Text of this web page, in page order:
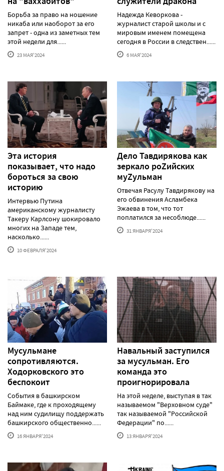
Борьба за право на ношение
никаба или наоборот за его
запрет - одна из заметных тем
этой недели для......
23 МАЯ'2024
Надежда Кеворкова -
журналист старой школы и с
мировым именем помещена
сегодня в России в следствен......
6 МАЯ'2024
Эта история
показывает, что надо
бороться за свою
историю
Интервью Путина
американскому журналисту
Такеру Карлсону шокировало
многих на Западе тем,
насколько......
10 ФЕВРАЛЯ'2024
Дело Тавдирякова как
зеркало роZийских
муZульман
Отвечая Расулу Тавдирякову на
его обвинения Асламбека
Эжаева в том, что тот
поплатился за несоблюде......
31 ЯНВАРЯ'2024
Мусульмане
сопротивляются.
Ходорковского это
беспокоит
События в башкирском
Баймаке, где к проходящему
над ним судилищу поддержать
башкирского общественно......
16 ЯНВАРЯ'2024
Навальный заступился
за мусульман. Его
команда это
проигнорировала
На этой неделе, выступая в так
называемом "Верховном суде"
так называемой "Российской
Федерации" по......
13 ЯНВАРЯ'2024